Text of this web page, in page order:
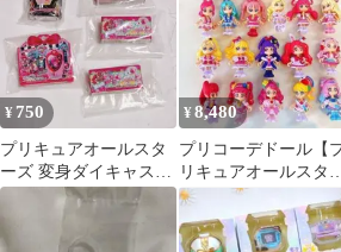
¥ 750
プリキュアオールスタ
ーズ 変身ダイキャスト
チャーム＆パッケージ2
¥8,480
プリコーデドール【
リキュアオールスタ
ズ 20周年記念版 全
コンプリート